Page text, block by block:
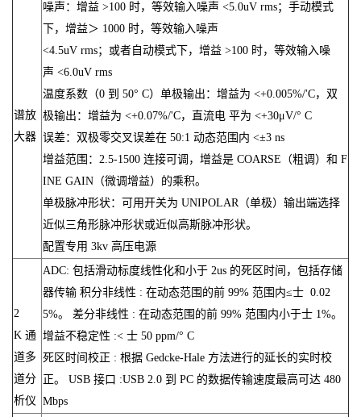
谱放
大器
噪声：增益 >100 时，等效输入噪声 <5.0uV rms；手动模式
下，增益＞ 1000 时，等效输入噪声
<4.5uV rms；或者自动模式下，增益 >100 时，等效输入噪
声 <6.0uV rms
温度系数（0 到 50° C）单极输出：增益为 <+0.005%/'C，双
极输出：增益为 <+0.07%/'C，直流电 平为 <+30μV/° C
误差：双极零交叉误差在 50:1 动态范围内 <±3 ns
增益范围：2.5-1500 连接可调，增益是 COARSE（粗调）和 F
INE GAIN（微调增益）的乘积。
单极脉冲形状：可用开关为 UNIPOLAR（单极）输出端选择
近似三角形脉冲形状或近似高斯脉冲形状。
配置专用 3kv 高压电源
2
K 通
道多
道分
析仪
ADC: 包括滑动标度线性化和小于 2us 的死区时间，包括存储
器传输 积分非线性 : 在动态范围的前 99% 范围内≤士 0.02
5%。 差分非线性 : 在动态范围的前 99% 范围内小于士 1%。
增益不稳定性 :< 士 50 ppm/° C
死区时间校正 : 根据 Gedcke-Hale 方法进行的延长的实时校
正。 USB 接口 :USB 2.0 到 PC 的数据传输速度最高可达 480
Mbps